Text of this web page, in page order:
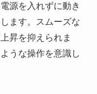
源を入れずに動き
ます。スムーズな
昇を抑えられま
うな操作を意識し